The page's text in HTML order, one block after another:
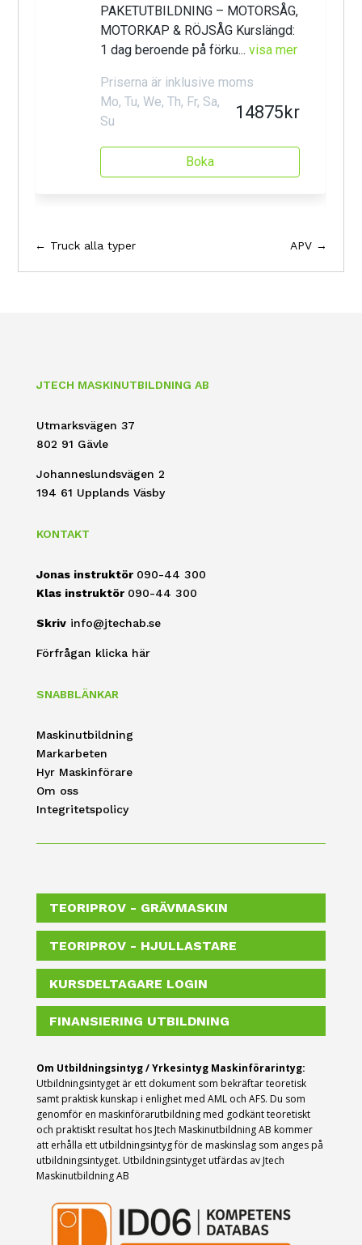
← Truck alla typer APV→
JTECH MASKINUTBILDNING AB
Utmarksvägen 37
802 91 Gävle
Johanneslundsvägen 2
194 61 Upplands Väsby
KONTAKT
Jonas instruktör 090-44 300
Klas instruktör 090-44 300
Skriv info@jtechab.se
Förfrågan klicka här
SNABBLÄNKAR
Maskinutbildning
Markarbeten
Hyr Maskinförare
Om oss
Integritetspolicy
TEORIPROV - GRÄVMASKIN
TEORIPROV - HJULLASTARE
KURSDELTAGARE LOGIN
FINANSIERING UTBILDNING
Om Utbildningsintyg / Yrkesintyg Maskinförarintyg:
Utbildningsintyget är ett dokument som bekräftar teoretisk
samt praktisk kunskap i enlighet med AML och AFS. Du som
genomför en maskinförarutbildning med godkänt teoretiskt
och praktiskt resultat hos Jtech Maskinutbildning AB kommer
att erhålla ett utbildningsintyg för de maskinslag som anges på
utbildningsintyget. Utbildningsintyget utfärdas av Jtech
Maskinutbildning AB